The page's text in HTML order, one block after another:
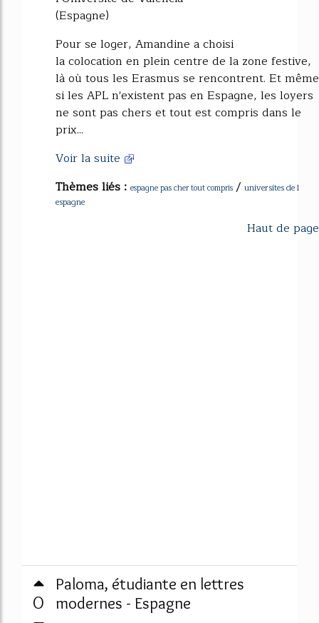
(Espagne)
Pour se loger, Amandine a choisi
la colocation en plein centre de la zone festive,
là où tous les Erasmus se rencontrent. Et même
si les APL n'existent pas en Espagne, les loyers
ne sont pas chers et tout est compris dans le
prix...
Voir la suite
Thèmes liés : espagne pas cher tout compris / universites de l
espagne
Haut de page
0
Paloma, étudiante en lettres
modernes - Espagne